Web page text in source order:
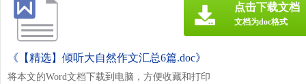
《【精选】倾听大自然作文汇总6篇.doc》
将本文的Word文档下载到电脑，方便收藏和打印
点击下载文档
文档为doc格式